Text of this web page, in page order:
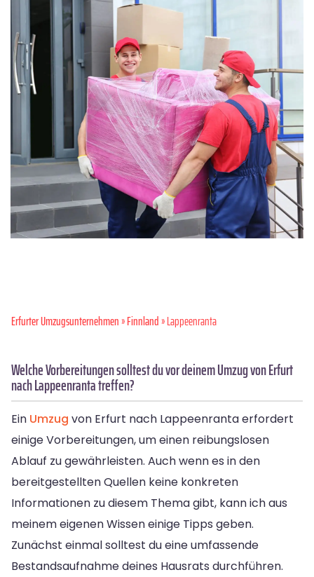
Erfurter Umzugsunternehmen»Finnland» Lappeenranta
Welche Vorbereitungen solltest du vor deinem Umzug von Erfurt
nach Lappeenranta treffen?
Ein Umzug von Erfurt nach Lappeenranta erfordert
einige Vorbereitungen, um einen reibungslosen
Ablauf zu gewährleisten. Auch wenn es in den
bereitgestellten Quellen keine konkreten
Informationen zu diesem Thema gibt, kann ich aus
meinem eigenen Wissen einige Tipps geben.
Zunächst einmal solltest du eine umfassende
Bestandsaufnahme deines Hausrats durchführen.